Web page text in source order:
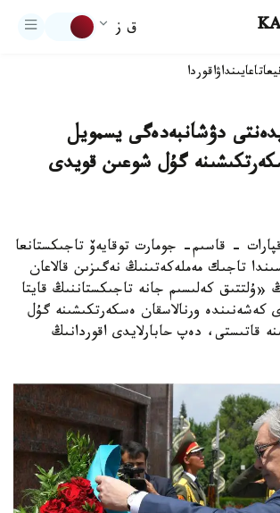
ق ز
تاعايىنداۋاقوردا
دۋشانبەدەگى يسمويل
گۇل شوعىن قويدى
- قاسىم- جومارت توقايەۆ تاجىكستانعا
تاجىك مەملەكەتىنىڭ نەگىزىن قالاعان
كەلىسىم جانە تاجىكستاننىڭ قايتا
كەشەنىندە ورنالاسقان ەسكەرتكىشىنە گۇل
قاتىستى، دەپ حابارلايدى اقوردانىڭ